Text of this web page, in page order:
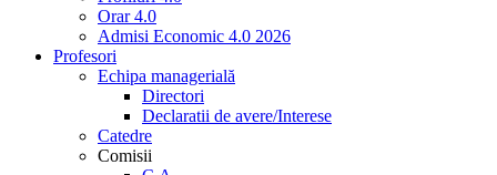
Orar 4.0
Admisi Economic 4.0 2026
Profesori
Echipa managerială
Directori
Declaratii de avere/Interese
Catedre
Comisii